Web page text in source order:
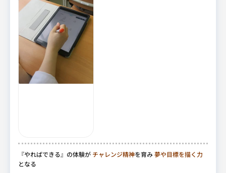
『やればできる』の体験が チャレンジ精神を育み夢や目標を描く力
となる